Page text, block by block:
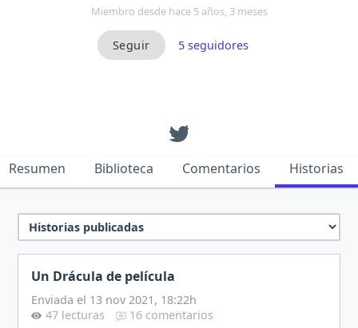
Miembro desde hace 5 años, 3 meses
5seguidores
Resumen Biblioteca Comentarios Historias
Un Drácula de película
Enviada el 13 nov 2021, 18:22h
47 lecturas
16 comentarios